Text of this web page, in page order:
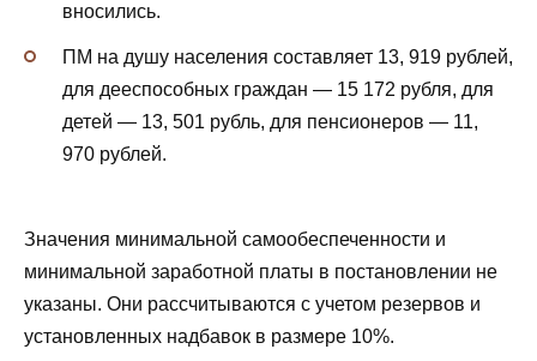
вносились.
ПМ на душу населения составляет 13, 919 рублей,
для дееспособных граждан — 15 172 рубля, для
детей — 13, 501 рубль, для пенсионеров — 11,
970 рублей.
Значения минимальной самообеспеченности и
минимальной заработной платы в постановлении не
указаны. Они рассчитываются с учетом резервов и
установленных надбавок в размере 10%.